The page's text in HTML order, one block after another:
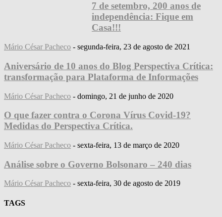
7 de setembro, 200 anos de
independência: Fique em
Casa!!!
Mário César Pacheco - segunda-feira, 23 de agosto de 2021
Aniversário de 10 anos do Blog Perspectiva Crítica:
transformação para Plataforma de Informações
Mário César Pacheco - domingo, 21 de junho de 2020
O que fazer contra o Corona Vírus Covid-19?
Medidas do Perspectiva Crítica.
Mário César Pacheco - sexta-feira, 13 de março de 2020
Análise sobre o Governo Bolsonaro – 240 dias
Mário César Pacheco - sexta-feira, 30 de agosto de 2019
TAGS